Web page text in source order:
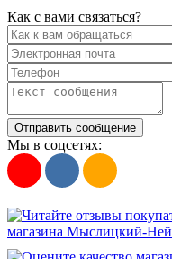
Как с вами связаться?
Отправить сообщение
Мы в соцсетях: